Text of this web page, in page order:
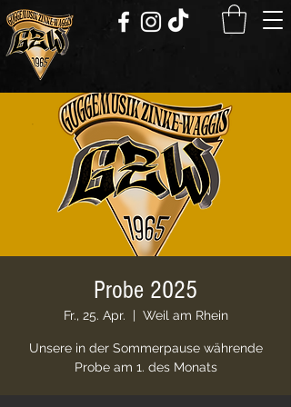
Probe 2025
Fr., 25. Apr.
  |
Weil am Rhein
Unsere in der Sommerpause währende
Probe am 1. des Monats